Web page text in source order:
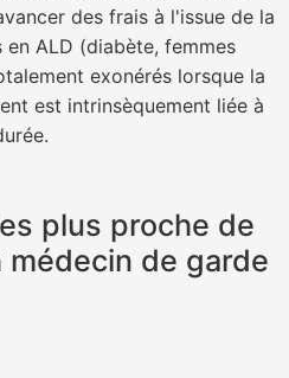
des frais à l'issue de la
ALD (diabète, femmes
exonérés lorsque la
est intrinsèquement liée à
plus proche de
médecin de garde